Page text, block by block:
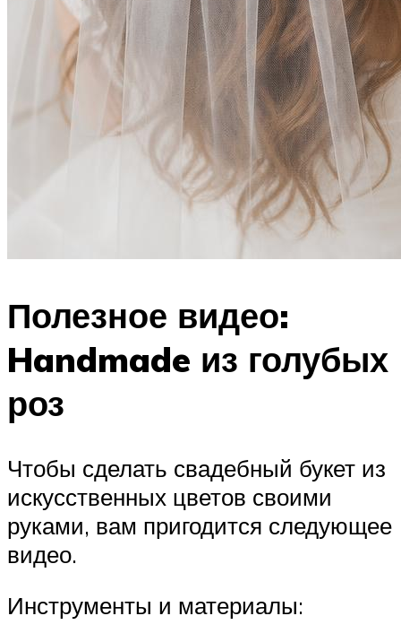
Полезное видео:
Handmade из голубых
роз
Чтобы сделать свадебный букет из
искусственных цветов своими
руками, вам пригодится следующее
видео.
Инструменты и материалы: